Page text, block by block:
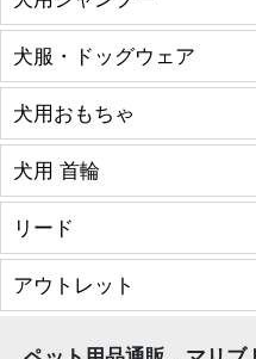
犬服・ドッグウェア
犬用おもちゃ
犬用 首輪
リード
アウトレット